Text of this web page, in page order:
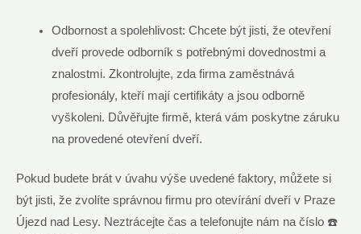
Odbornost a spolehlivost: Chcete být jisti, že otevření
dveří provede odborník s potřebnými dovednostmi a
znalostmi. Zkontrolujte, zda firma zaměstnává
profesionály, kteří mají certifikáty a jsou odborně
vyškoleni. Důvěřujte firmě, která vám poskytne záruku
na provedené otevření dveří.
Pokud budete brát v úvahu výše uvedené faktory, můžete si
být jisti, že zvolíte správnou firmu pro otevírání dveří v Praze
Újezd nad Lesy. Neztrácejte čas a telefonujte nám na číslo ☎️